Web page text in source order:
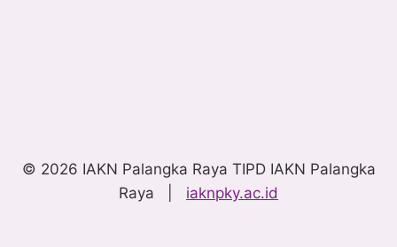
© 2026 IAKN Palangka Raya TIPD IAKN Palangka
Raya | iaknpky.ac.id